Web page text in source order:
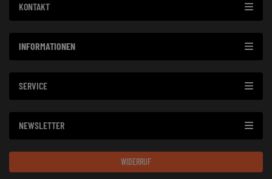
KONTAKT
INFORMATIONEN
SERVICE
NEWSLETTER
WIDERRUF